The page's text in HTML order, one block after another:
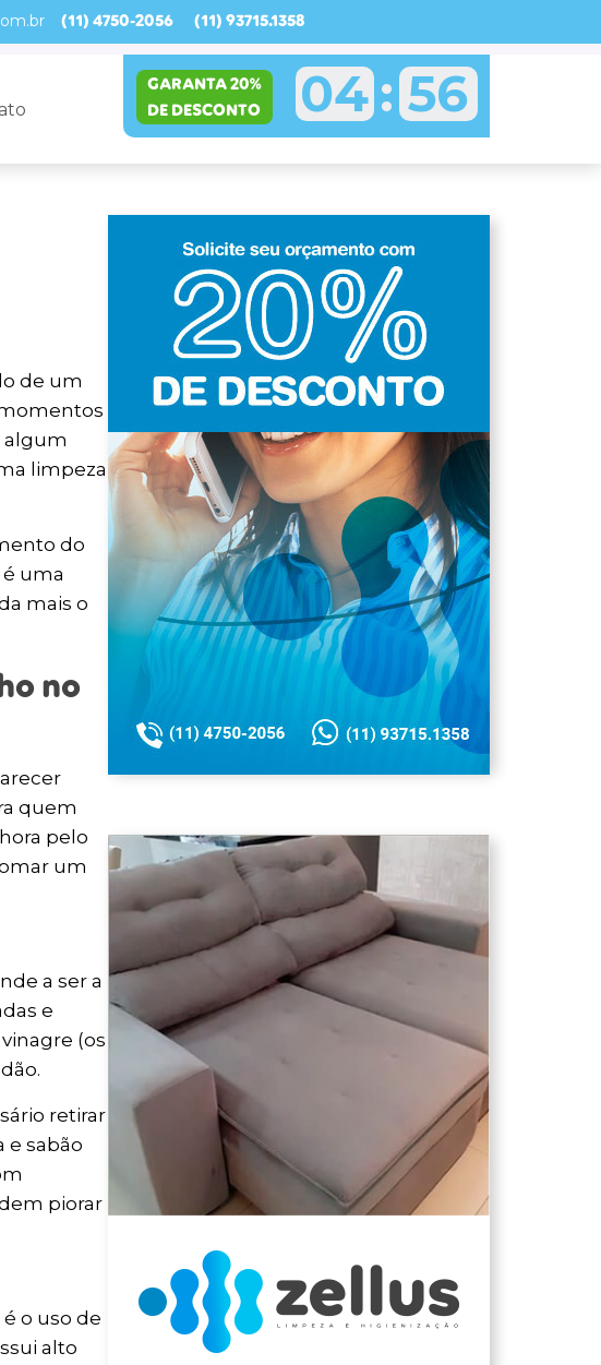
(11) 4750-2056 (11) 93715.1358
GARANTA 20%
DE DESCONTO
04 : 55
de um
algum
limpeza
do
uma
mais o
no
quem
pelo
um
a ser a
e
(os
retirar
e sabão
piorar
o uso de
alto